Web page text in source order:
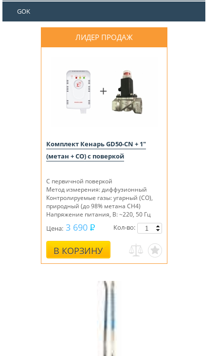
GOK
ЛИДЕР ПРОДАЖ
Комплект Кенарь GD50-CN + 1"
(метан + СО) с поверкой
С первичной поверкой
Метод измерения: диффузионный
Контролируемые газы: угарный (СО),
природный (до 98% метана СН4)
Напряжение питания, В: ~220, 50 Гц
Цена: 3 690
В КОРЗИНУ
Кол-во: